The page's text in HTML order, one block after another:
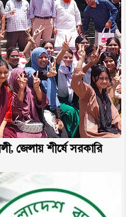
জেলায় শীর্ষে সরকারি